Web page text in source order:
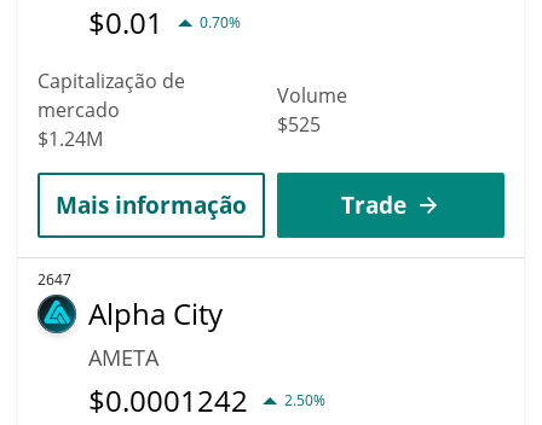
$0.01 0.70%
Capitalização de
mercado
$1.24M
Volume
$525
Mais informação Trade
2647
Alpha City
AMETA
$0.0001242 2.50%